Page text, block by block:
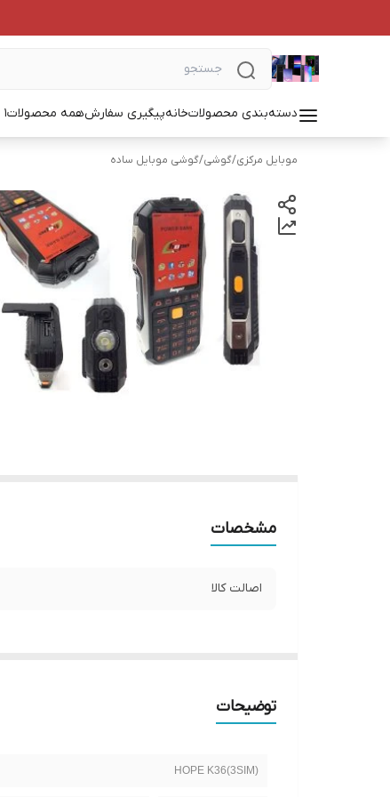
دسته‌بندی محصولاتخانهپیگیری سفارشهمه محصولات1
موبایل مرکزی/گوشی/گوشی موبایل ساده
مشخصات
اصالت کالا
توضیحات
HOPE K36(3SIM)